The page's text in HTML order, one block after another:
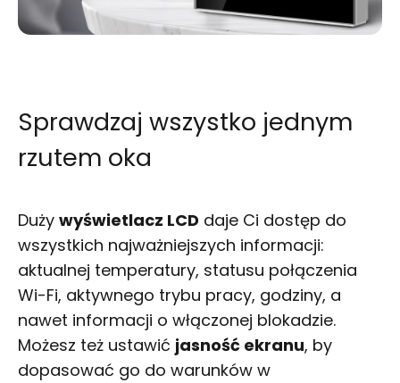
Sprawdzaj wszystko jednym
rzutem oka
Duży wyświetlacz LCD daje Ci dostęp do
wszystkich najważniejszych informacji:
aktualnej temperatury, statusu połączenia
Wi-Fi, aktywnego trybu pracy, godziny, a
nawet informacji o włączonej blokadzie.
Możesz też ustawić jasność ekranu, by
dopasować go do warunków w